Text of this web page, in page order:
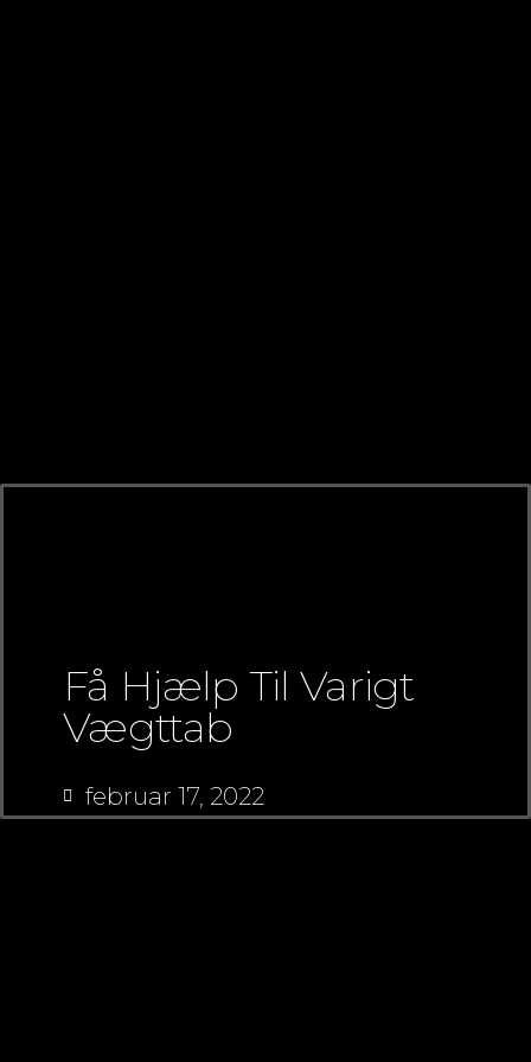
Få Hjælp Til Varigt
Vægttab
februar 17, 2022